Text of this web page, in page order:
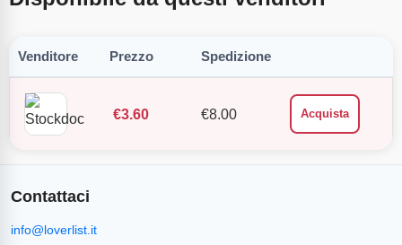
Venditore Prezzo Spedizione
€3.60 €8.00 Acquista
Contattaci
info@loverlist.it